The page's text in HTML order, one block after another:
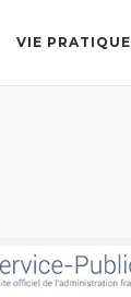
VIE PRATIQUE